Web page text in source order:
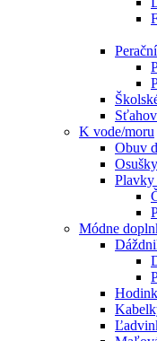
K vode/moru
Obuv
Plavky
Módne